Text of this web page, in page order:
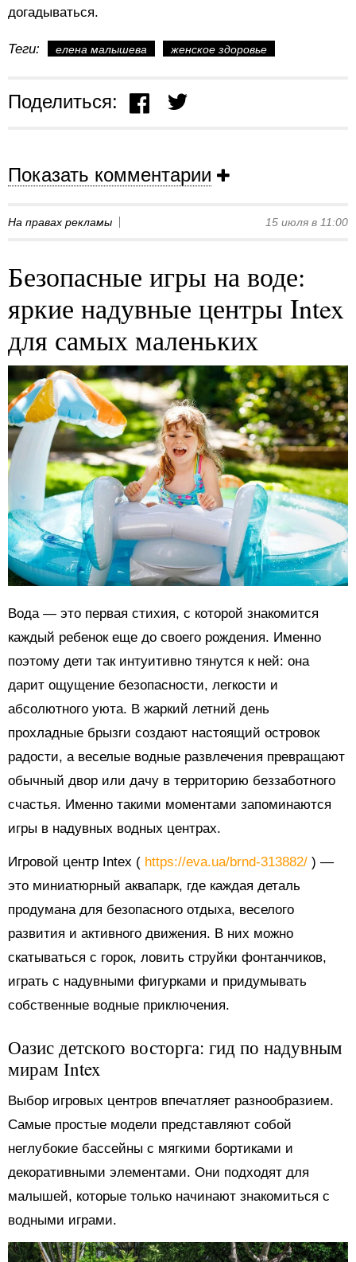
догадываться.
Теги: елена малышева женское здоровье
Поделиться:
Показать комментарии
На правах рекламы 15 июля в 11:00
Безопасные игры на воде:
яркие надувные центры Intex
для самых маленьких
Вода — это первая стихия, с которой знакомится
каждый ребенок еще до своего рождения. Именно
поэтому дети так интуитивно тянутся к ней: она
дарит ощущение безопасности, легкости и
абсолютного уюта. В жаркий летний день
прохладные брызги создают настоящий островок
радости, а веселые водные развлечения превращают
обычный двор или дачу в территорию беззаботного
счастья. Именно такими моментами запоминаются
игры в надувных водных центрах.
Игровой центр Intex ( https://eva.ua/brnd-313882/ ) —
это миниатюрный аквапарк, где каждая деталь
продумана для безопасного отдыха, веселого
развития и активного движения. В них можно
скатываться с горок, ловить струйки фонтанчиков,
играть с надувными фигурками и придумывать
собственные водные приключения.
Оазис детского восторга: гид по надувным
мирам Intex
Выбор игровых центров впечатляет разнообразием.
Самые простые модели представляют собой
неглубокие бассейны с мягкими бортиками и
декоративными элементами. Они подходят для
малышей, которые только начинают знакомиться с
водными играми.